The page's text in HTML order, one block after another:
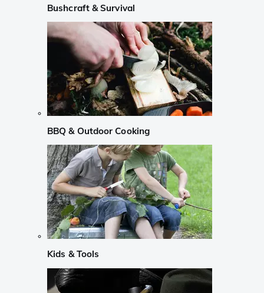
Bushcraft & Survival
BBQ & Outdoor Cooking
Kids & Tools